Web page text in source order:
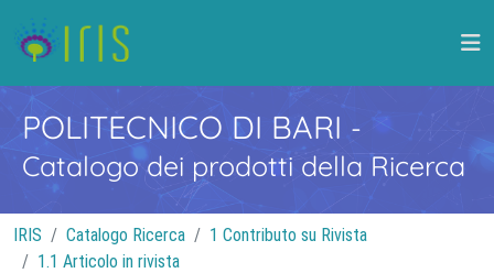
POLITECNICO DI BARI -
Catalogo dei prodotti della Ricerca
IRIS Catalogo Ricerca
1 Contributo su Rivista
1.1 Articolo in rivista